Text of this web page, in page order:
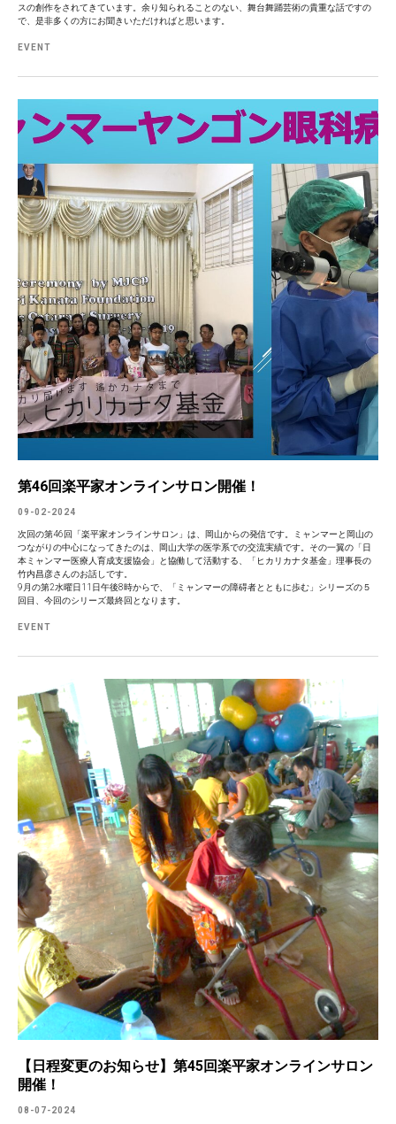
スの創作をされてきています。余り知られることのない、舞台舞踊芸術の貴重な話ですの
で、是非多くの方にお聞きいただければと思います。
EVENT
第46回楽平家オンラインサロン開催！
09-02-2024
次回の第46回「楽平家オンラインサロン」は、岡山からの発信です。ミャンマーと岡山の
つながりの中心になってきたのは、岡山大学の医学系での交流実績です。その一翼の「日
本ミャンマー医療人育成支援協会」と協働して活動する、「ヒカリカナタ基金」理事長の
竹内昌彦さんのお話しです。
9月の第2水曜日11日午後8時からで、「ミャンマーの障碍者とともに歩む」シリーズの５
回目、今回のシリーズ最終回となります。
EVENT
【日程変更のお知らせ】第45回楽平家オンラインサロン
開催！
08-07-2024